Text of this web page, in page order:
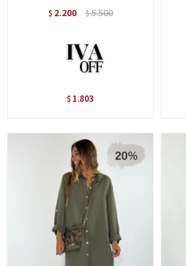
$ 2.200 $5.500
$ 1.803